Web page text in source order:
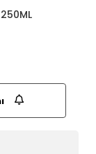
250ML